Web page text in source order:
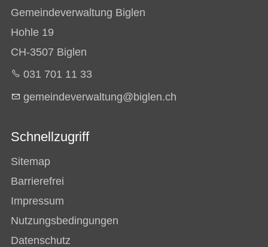
Gemeindeverwaltung Biglen
Hohle 19
CH-3507 Biglen
031 701 11 33
g m nd v rw lt ng b gl n ch
Schnellzugriff
Sitemap
Barrierefrei
Impressum
Nutzungsbedingungen
Datenschutz